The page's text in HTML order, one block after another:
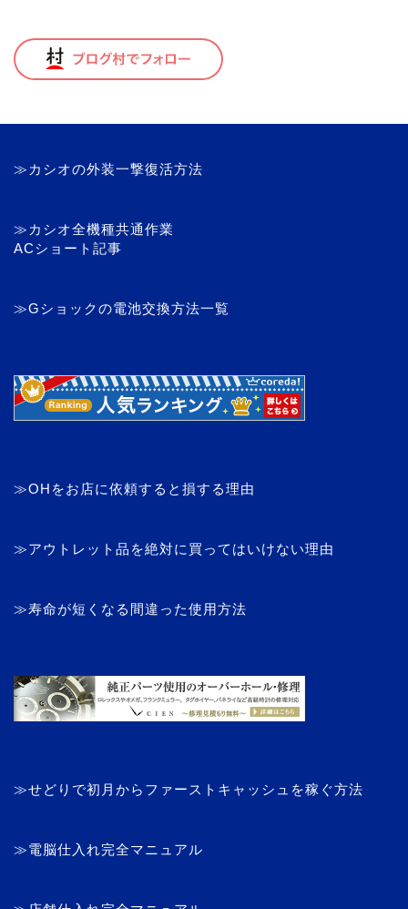
≫カシオの外装一撃復活方法
≫カシオ全機種共通作業
ACショート記事
≫Gショックの電池交換方法一覧
≫OHをお店に依頼すると損する理由
≫アウトレット品を絶対に買ってはいけない理由
≫寿命が短くなる間違った使用方法
≫せどりで初月からファーストキャッシュを稼ぐ方法
≫電脳仕入れ完全マニュアル